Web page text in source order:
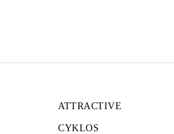
ATTRACTIVE
CYKLOS